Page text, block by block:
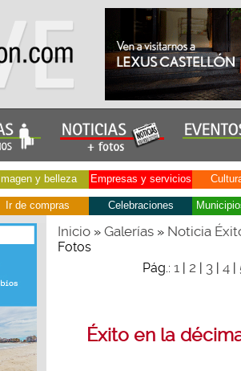
Imagen y belleza Empresas y servicios
Ir de compras Celebraciones
Inicio» Galerías» Noticia
Fotos
Pág.: 1 | 2 | 3 | 4 |
Éxito en la